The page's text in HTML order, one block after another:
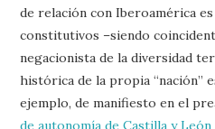
de relación con Iberoamérica
constitutivos –siendo
negacionista de la diversidad
histórica de la propia “nación”
ejemplo, de manifiesto en el
de autonomía de Castilla y León